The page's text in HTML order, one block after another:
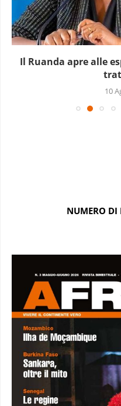
Il Ruanda apre alle
10
NUMERO DI